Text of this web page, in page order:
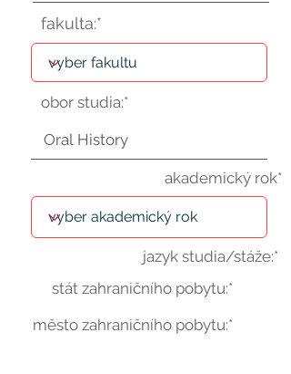
fakulta:*
obor studia:*
akademický rok*
jazyk studia/stáže:*
stát zahraničního pobytu:*
město zahraničního pobytu:*